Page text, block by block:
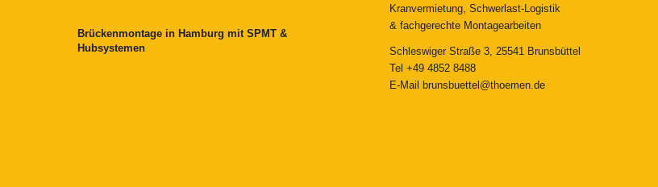
Brückenmontage in Hamburg mit SPMT &
Hubsystemen
Kranvermietung, Schwerlast-Logistik
& fachgerechte Montagearbeiten
Schleswiger Straße 3, 25541 Brunsbüttel
Tel +49 4852 8488
E-Mail
brunsbuettel@thoemen.de